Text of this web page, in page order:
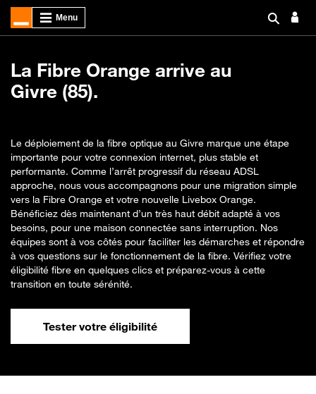
La Fibre Orange arrive au
Givre (85).
Le déploiement de la fibre optique au Givre marque une étape
importante pour votre connexion internet, plus stable et
performante. Comme l’arrêt progressif du réseau ADSL
approche, nous vous accompagnons pour une migration simple
vers la Fibre Orange et votre nouvelle Livebox Orange.
Bénéficiez dès maintenant d’un très haut débit adapté à vos
besoins, pour une maison connectée sans interruption. Nos
équipes sont à vos côtés pour faciliter les démarches et répondre
à vos questions sur le fonctionnement de la fibre. Vérifiez votre
éligibilité fibre en quelques clics et préparez-vous à cette
transition en toute sérénité.
Tester votre éligibilité